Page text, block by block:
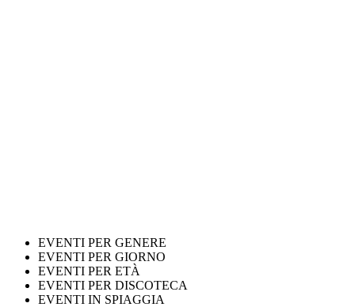
EVENTI PER GENERE
EVENTI PER GIORNO
EVENTI PER ETÀ
EVENTI PER DISCOTECA
EVENTI IN SPIAGGIA